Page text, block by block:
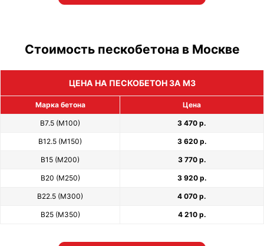
Стоимость пескобетона в Москве
ЦЕНА НА ПЕСКОБЕТОН ЗА М3
Марка бетона Цена
В7.5 (М100) 3 470 р.
В12.5 (М150) 3 620 р.
В15 (М200) 3 770 р.
В20 (М250) 3 920 р.
В22.5 (М300) 4 070 р.
В25 (М350) 4 210 р.